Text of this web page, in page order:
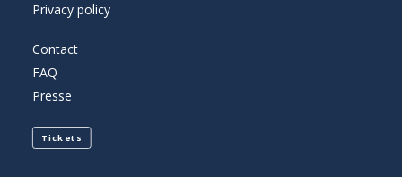
Privacy policy
Contact
FAQ
Presse
Tickets